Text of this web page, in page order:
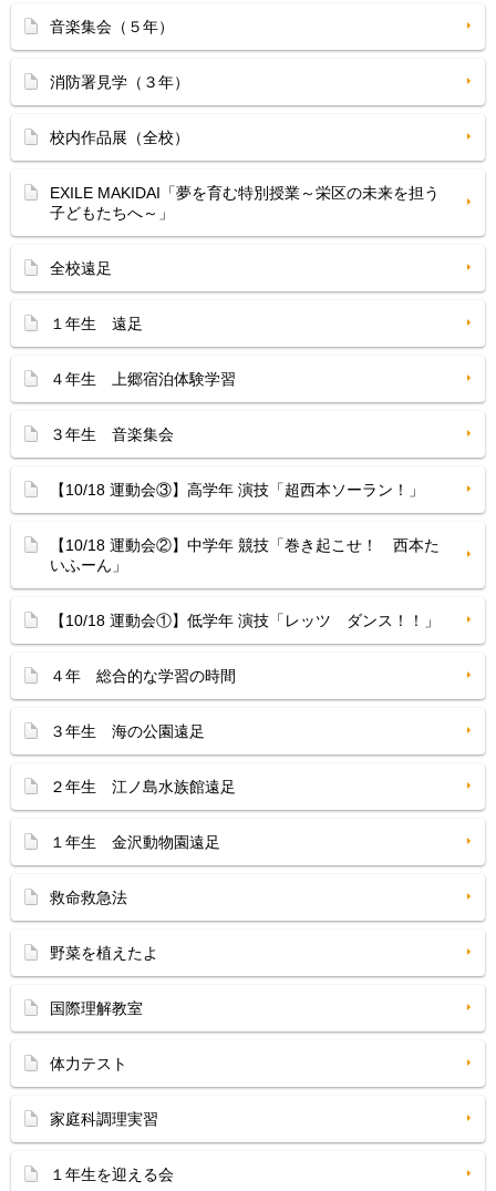
音楽集会（５年）
消防署見学（３年）
校内作品展（全校）
EXILE MAKIDAI「夢を育む特別授業～栄区の未来を担う
子どもたちへ～」
全校遠足
１年生 遠足
４年生 上郷宿泊体験学習
３年生 音楽集会
【10/18 運動会③】高学年 演技「超西本ソーラン！」
【10/18 運動会②】中学年 競技「巻き起こせ！ 西本た
いふーん」
【10/18 運動会①】低学年 演技「レッツ ダンス！！」
４年 総合的な学習の時間
３年生 海の公園遠足
２年生 江ノ島水族館遠足
１年生 金沢動物園遠足
救命救急法
野菜を植えたよ
国際理解教室
体力テスト
家庭科調理実習
１年生を迎える会